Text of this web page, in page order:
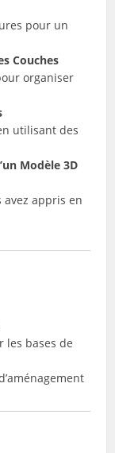
pour un
Couches
organiser
utilisant des
Modèle 3D
appris en
les bases de